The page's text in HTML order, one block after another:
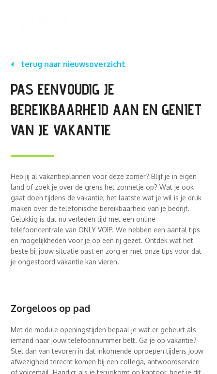
terug naar nieuwsoverzicht
PAS EENVOUDIG JE
BEREIKBAARHEID AAN EN GENIET
VAN JE VAKANTIE
Heb jij al vakantieplannen voor deze zomer? Blijf je in eigen
land of zoek je over de grens het zonnetje op? Wat je ook
gaat doen tijdens de vakantie, het laatste wat je wil is je druk
maken over de telefonische bereikbaarheid van je bedrijf.
Gelukkig is dat nu verleden tijd met een online
telefooncentrale van ONLY VOIP. We hebben een aantal tips
en mogelijkheden voor je op een rij gezet. Ontdek wat het
beste bij jouw situatie past en zorg er met onze tips voor dat
je ongestoord vakantie kan vieren.
Zorgeloos op pad
Met de module openingstijden bepaal je wat er gebeurt als
iemand naar jouw telefoonnummer belt. Ga je op vakantie?
Stel dan van tevoren in dat inkomende oproepen tijdens jouw
afwezigheid terecht komen bij een collega, antwoordservice
of voicemail. Handig: als je terugkomt op kantoor, hoef je dit